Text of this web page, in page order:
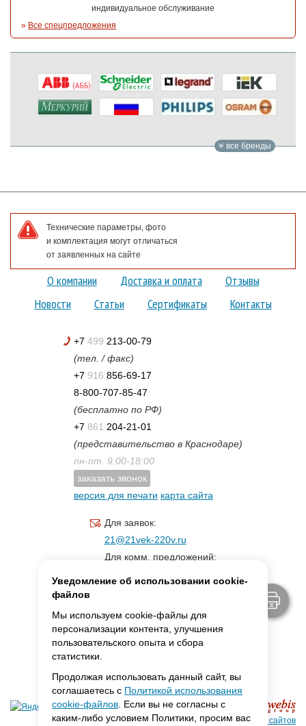
индивидуальное обслуживание
» Все спецпредложения
все бренды
Технические параметры, фото
и комплектация могут отличаться
от заявленных на сайте
О компании Доставка и оплата
Отзывы
Новости
Статьи Сертификаты Контакты
+7 499 213-00-79
(тел. / факс)
+7 916 856-69-17
8-800-707-85-47
(бесплатно по РФ)
+7 861 204-21-01
(представительство в Краснодаре)
пн-пт. 9:00-18:00
заказать звонок
версия для печати карта сайта
Для заявок:
21@21vek-220v.ru
Для комм. предложений:
Создание сайтов
Уведомление об использовании cookie-
файлов
Мы используем cookie-файлы для
персонализации контента, улучшения
пользовательского опыта и сбора
статистики.
Продолжая использовать данный сайт, вы
соглашаетесь с Политикой использования
cookie-файлов . Если вы не согласны с
каким-либо условием Политики, просим вас